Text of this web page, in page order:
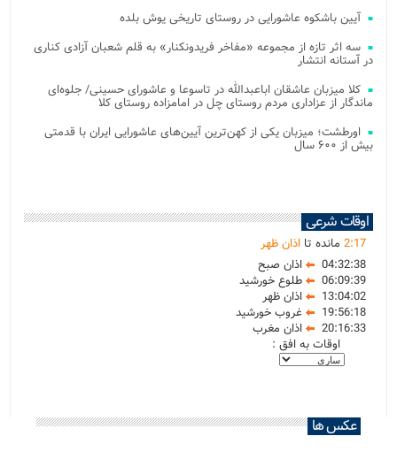
آیین باشکوه عاشورایی در روستای تاریخی یوش بلده
سه اثر تازه از مجموعه «مفاخر فریدونکنار» به قلم شعبان آزادی کناری
در آستانه انتشار
کلا میزبان عاشقان اباعبدالله در تاسوعا و عاشورای حسینی/ جلوه‌ای
ماندگار از عزاداری مردم روستای چل در امامزاده روستای کلا
اورطشت؛ میزبان یکی از کهن‌ترین آیین‌های عاشورایی ایران با قدمتی
بیش از ۶۰۰ سال
اوقات شرعی
2:17 مانده تااذان ظهر
04:32:38
اذان صبح
06:09:39
طلوع خورشید
13:04:02
اذان ظهر
19:56:18
غروب خورشید
20:16:33
اذان مغرب
اوقات به افق :
عکس ها